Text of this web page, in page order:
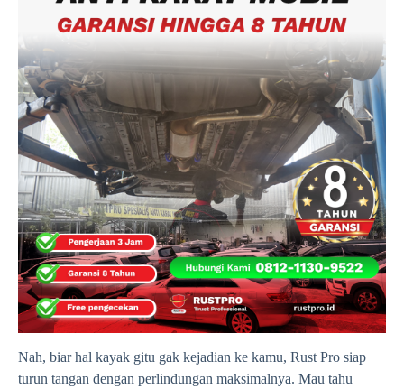
Nah, biar hal kayak gitu gak kejadian ke kamu, Rust Pro siap
turun tangan dengan perlindungan maksimalnya. Mau tahu